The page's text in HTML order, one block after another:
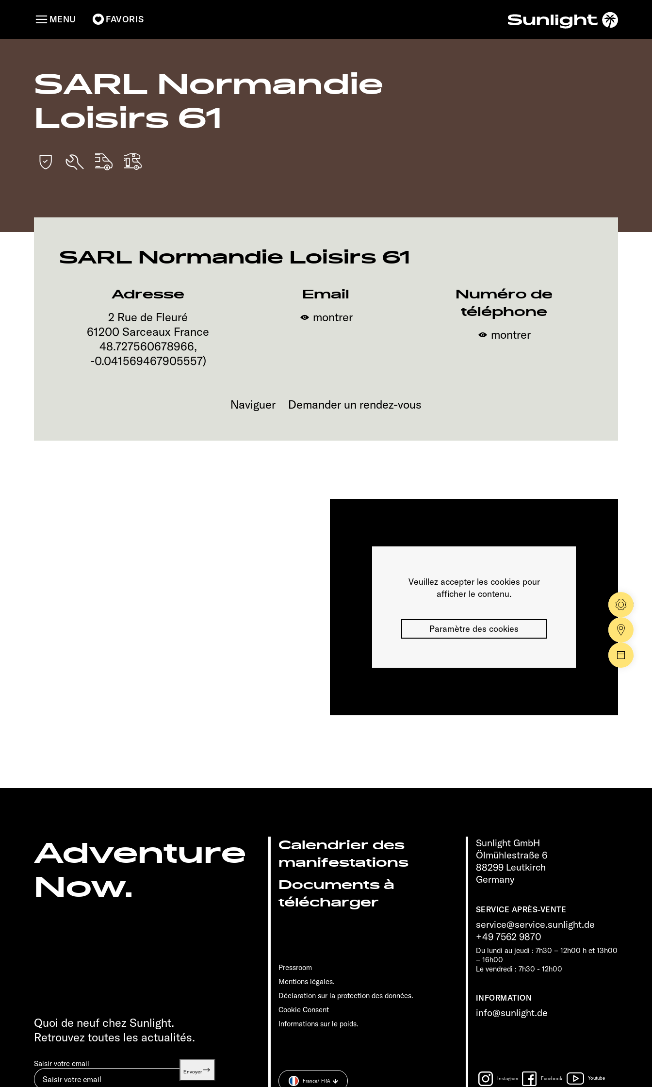
FAVORIS
MENU
Nos
SARL Normandie
Loisirs 61
SARL Normandie Loisirs 61
Adresse
2 Rue de Fleuré
61200 Sarceaux France
48.727560678966,
-0.041569467905557)
Email
montrer
Numéro de
téléphone
montrer
Naviguer Demander un rendez-vous
Veuillez accepter les cookies pour
afficher le contenu.
Paramètre des cookies
Adventure
Now.
Sunlight GmbH
Ölmühlestraße 6
88299 Leutkirch
Germany
SERVICE APRÈS-VENTE
service@service.sunlight.de
+49 7562 9870
Du lundi au jeudi : 7h30 – 12h00 h et 13h00
– 16h00
Le vendredi : 7h30 - 12h00
INFORMATION
info@sunlight.de
Calendrier des
manifestations
Documents à
télécharger
Pressroom
Mentions légales.
Déclaration sur la protection des données.
Cookie Consent
Informations sur le poids.
Quoi de neuf chez Sunlight.
Retrouvez toutes les actualités.
Saisir votre email
Envoyer
Instagram Facebook Youtube
France/ FRA